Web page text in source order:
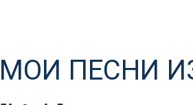
МОИ ПЕСНИ